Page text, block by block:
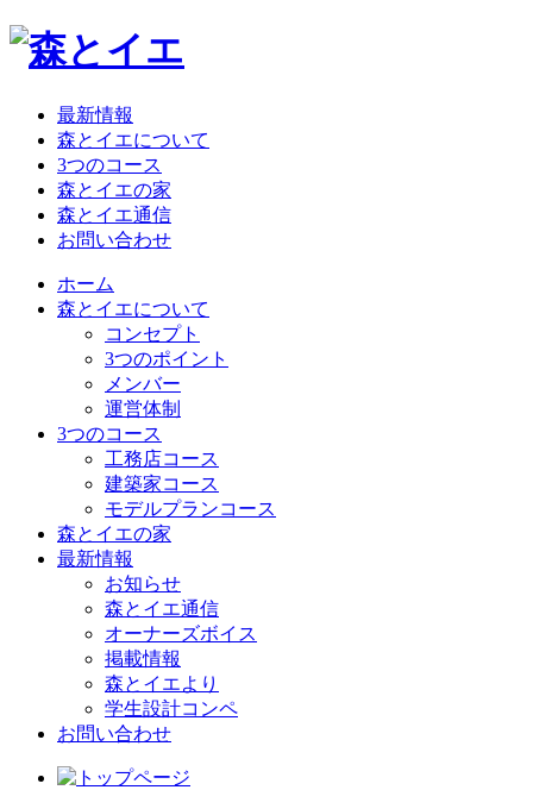
最新情報
森とイエについて
3つのコース
森とイエの家
森とイエ通信
お問い合わせ
ホーム
森とイエについて
コンセプト
3つのポイント
メンバー
運営体制
3つのコース
工務店コース
建築家コース
モデルプランコース
森とイエの家
最新情報
お知らせ
森とイエ通信
オーナーズボイス
掲載情報
森とイエより
学生設計コンペ
お問い合わせ